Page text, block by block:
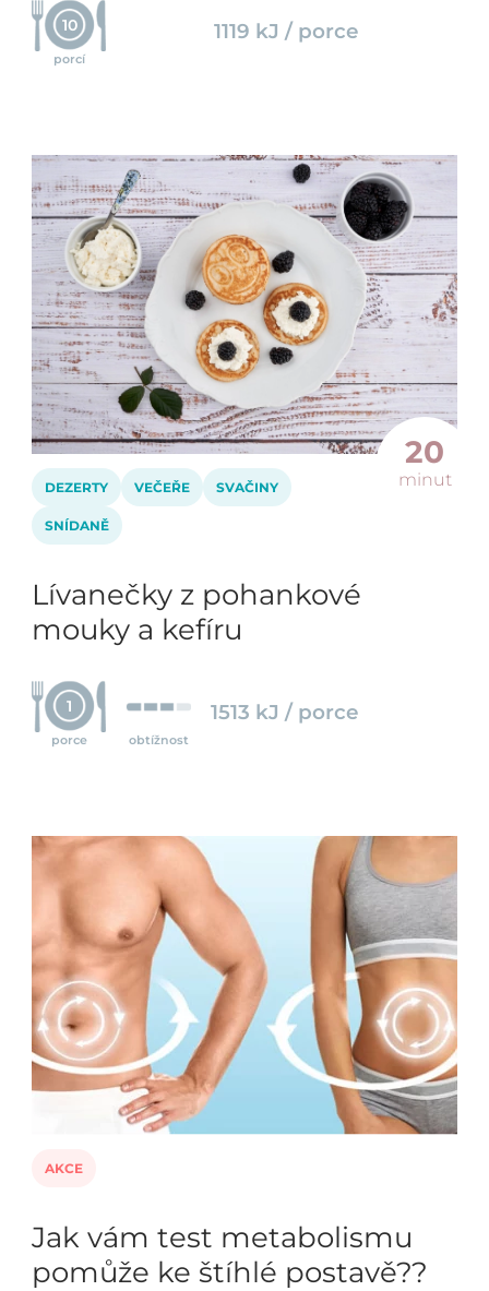
10
porcí
1119 kJ / porce
20
minut
DEZERTY VEČEŘE SVAČINY
SNÍDANĚ
Lívanečky z pohankové
mouky a kefíru
1
porce obtížnost
1513 kJ / porce
AKCE
Jak vám test metabolismu
pomůže ke štíhlé postavě??